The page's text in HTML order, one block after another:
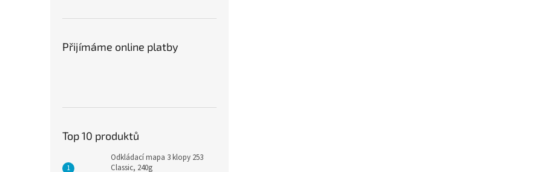
Přijímáme online platby
Top 10 produktů
Odkládací mapa 3 klopy 253
Classic, 240g